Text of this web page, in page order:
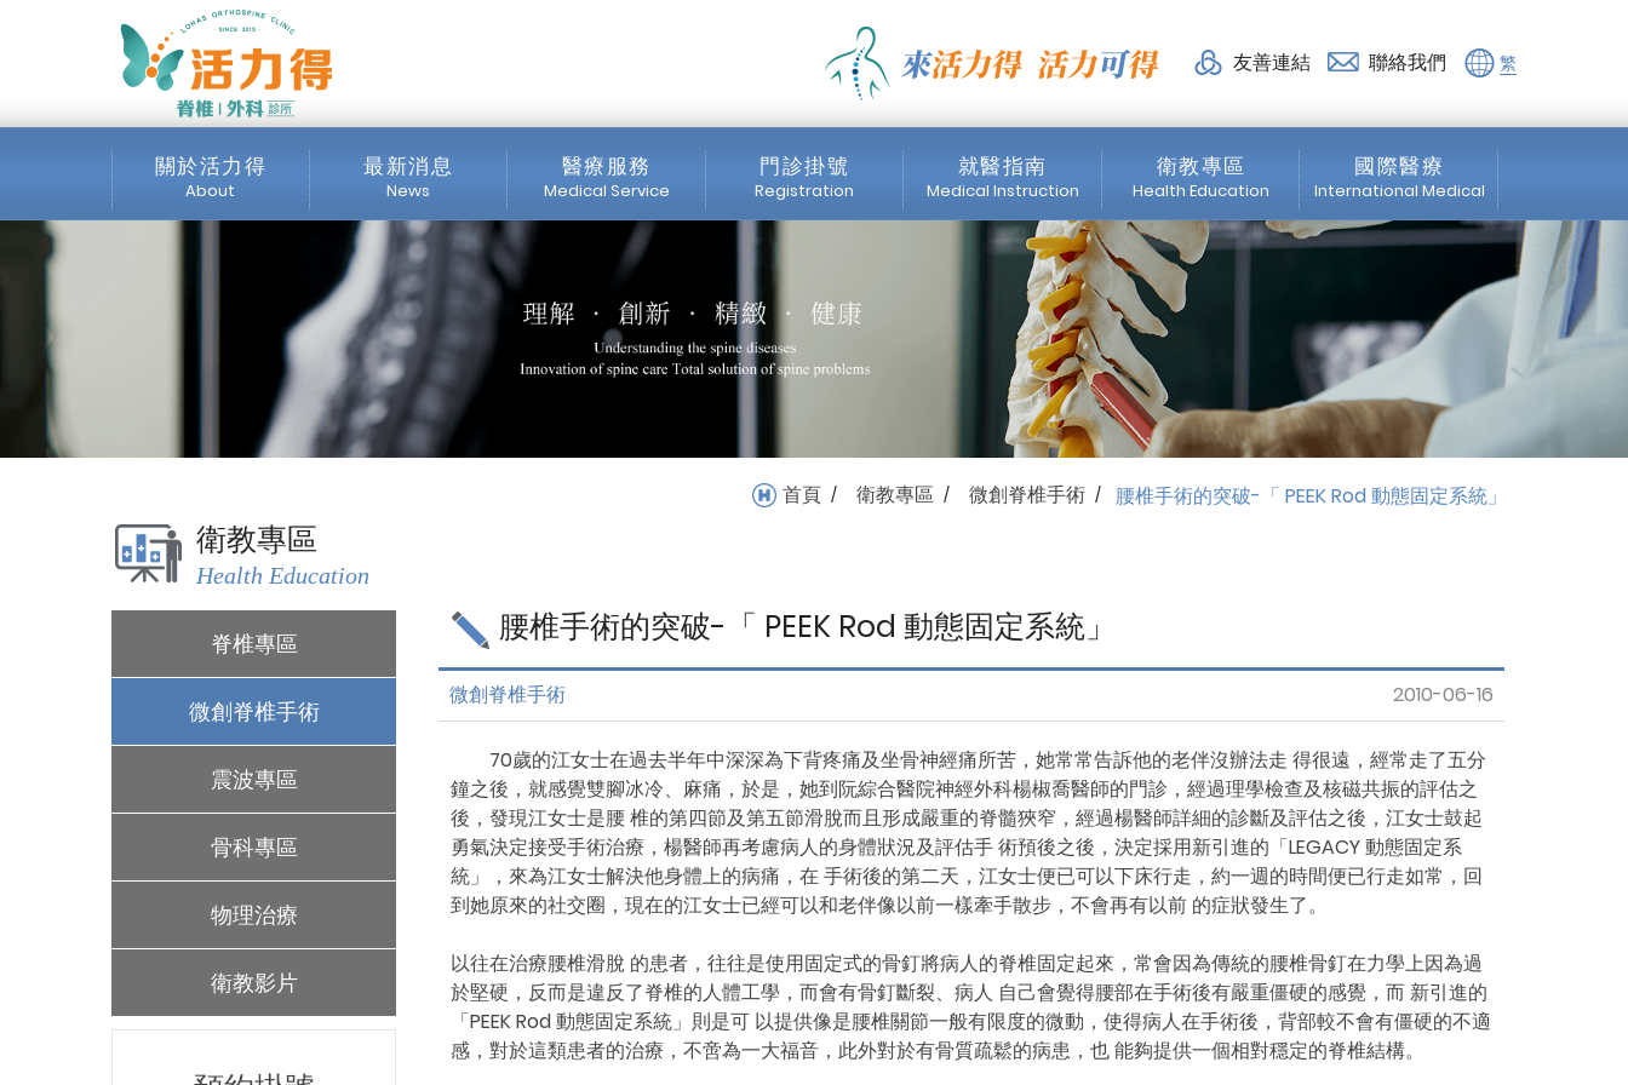
腰椎手術的突破-「 PEEK Rod 動態固定系統」_微創脊椎手術_衛教專區 | 活力
得脊椎外科診所 友善連結 聯絡我們 繁
主選單
關於活力得
About
最新消息
News
全部消息
最新公告
公開資訊
媒體專區
醫療服務
Medical Service
醫師簡介
內視鏡中心
門診掛號
Registration
網路掛號
就醫指南
Medical Instruction
掛號注意事項
收費標準
衛教專區
Health Education
脊椎專區
微創脊椎手術
震波專區
骨科專區
國際醫療
International Medical
News
About us
Medical Service
Healthcare Services
Contact us
首頁 / 衛教專區 / 微創脊椎手術 / 腰椎手術的突破-「 PEEK Rod 動態固定系統」
衛教專區
Health Education
脊椎專區
微創脊椎手術
震波專區
骨科專區
物理治療
衛教影片
腰椎手術的突破-「 PEEK Rod 動態固定系統」
微創脊椎手術 2010-06-16
70歲的江女士在過去半年中深深為下背疼痛及坐骨神經痛所苦，她常常告訴他的老伴沒辦法走 得很遠，經常走了五分
鐘之後，就感覺雙腳冰冷、麻痛，於是，她到阮綜合醫院神經外科楊椒喬醫師的門診，經過理學檢查及核磁共振的評估之
後，發現江女士是腰 椎的第四節及第五節滑脫而且形成嚴重的脊髓狹窄，經過楊醫師詳細的診斷及評估之後，江女士鼓起
勇氣決定接受手術治療，楊醫師再考慮病人的身體狀況及評估手 術預後之後，決定採用新引進的「LEGACY 動態固定系
統」，來為江女士解決他身體上的病痛，在 手術後的第二天，江女士便已可以下床行走，約一週的時間便已行走如常，回
到她原來的社交圈，現在的江女士已經可以和老伴像以前一樣牽手散步，不會再有以前 的症狀發生了。
以往在治療腰椎滑脫 的患者，往往是使用固定式的骨釘將病人的脊椎固定起來，常會因為傳統的腰椎骨釘在力學上因為過
於堅硬，反而是違反了脊椎的人體工學，而會有骨釘斷裂、病人 自己會覺得腰部在手術後有嚴重僵硬的感覺，而 新引進的
「PEEK Rod 動態固定系統」則是可 以提供像是腰椎關節一般有限度的微動，使得病人在手術後，背部較不會有僵硬的不適
感，對於這類患者的治療，不啻為一大福音，此外對於有骨質疏鬆的病患，也 能夠提供一個相對穩定的脊椎結構。